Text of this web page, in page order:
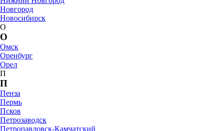
Новгород
Новосибирск
О
О
Омск
Оренбург
Орел
П
П
Пенза
Пермь
Псков
Петрозаводск
Петропавловск-Камчатский